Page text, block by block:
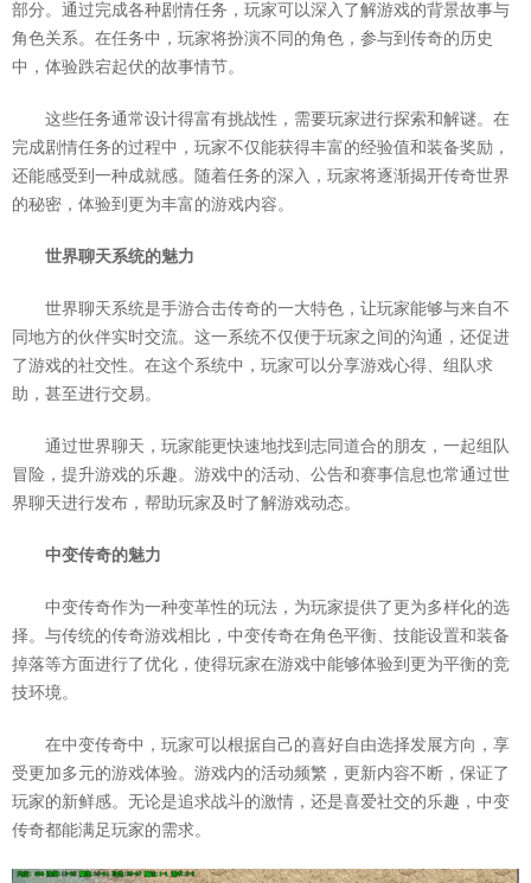
部分。通过完成各种剧情任务，玩家可以深入了解游戏的背景故事与
角色关系。在任务中，玩家将扮演不同的角色，参与到传奇的历史
中，体验跌宕起伏的故事情节。
这些任务通常设计得富有挑战性，需要玩家进行探索和解谜。在
完成剧情任务的过程中，玩家不仅能获得丰富的经验值和装备奖励，
还能感受到一种成就感。随着任务的深入，玩家将逐渐揭开传奇世界
的秘密，体验到更为丰富的游戏内容。
世界聊天系统的魅力
世界聊天系统是手游合击传奇的一大特色，让玩家能够与来自不
同地方的伙伴实时交流。这一系统不仅便于玩家之间的沟通，还促进
了游戏的社交性。在这个系统中，玩家可以分享游戏心得、组队求
助，甚至进行交易。
通过世界聊天，玩家能更快速地找到志同道合的朋友，一起组队
冒险，提升游戏的乐趣。游戏中的活动、公告和赛事信息也常通过世
界聊天进行发布，帮助玩家及时了解游戏动态。
中变传奇的魅力
中变传奇作为一种变革性的玩法，为玩家提供了更为多样化的选
择。与传统的传奇游戏相比，中变传奇在角色平衡、技能设置和装备
掉落等方面进行了优化，使得玩家在游戏中能够体验到更为平衡的竞
技环境。
在中变传奇中，玩家可以根据自己的喜好自由选择发展方向，享
受更加多元的游戏体验。游戏内的活动频繁，更新内容不断，保证了
玩家的新鲜感。无论是追求战斗的激情，还是喜爱社交的乐趣，中变
传奇都能满足玩家的需求。